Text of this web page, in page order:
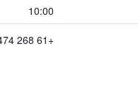
10:00
+61 268 474 404